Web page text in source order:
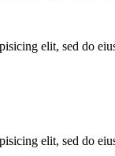
elit, sed do
elit, sed do